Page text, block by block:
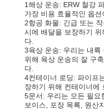
1해상 운송: ERW 철강
가장 비용 효율적인 옵
2항공 화물: 긴급 또는
시에 배달을 보장하기
다.
3육상 운송: 우리는 내륙
위해 육상 운송의 잘 구
다.
4컨테이너 로딩: 파이프
장하기 위해 컨테이너에
5문서: 우리는 모든 필요
보이스, 포장 목록, 원산